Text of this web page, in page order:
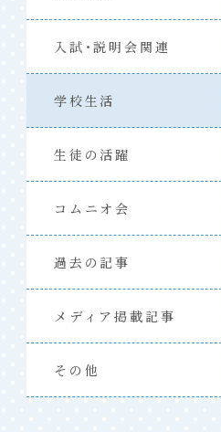
入試・説明会関連
学校生活
生徒の活躍
コムニオ会
過去の記事
メディア掲載記事
その他